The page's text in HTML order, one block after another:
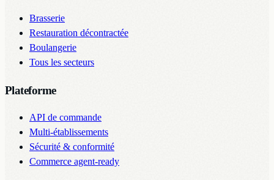
Brasserie
Restauration décontractée
Boulangerie
Tous les secteurs
Plateforme
API de commande
Multi-établissements
Sécurité & conformité
Commerce agent-ready